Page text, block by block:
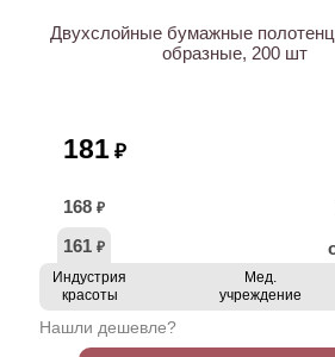
Двухслойные бумажные
образные, 200 шт
181 ₽
168 ₽
161 ₽
Индустрия
красоты
Мед.
учреждение
Нашли дешевле?